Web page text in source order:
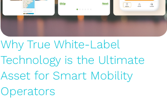
Why True White-Label
Technology is the Ultimate
Asset for Smart Mobility
Operators